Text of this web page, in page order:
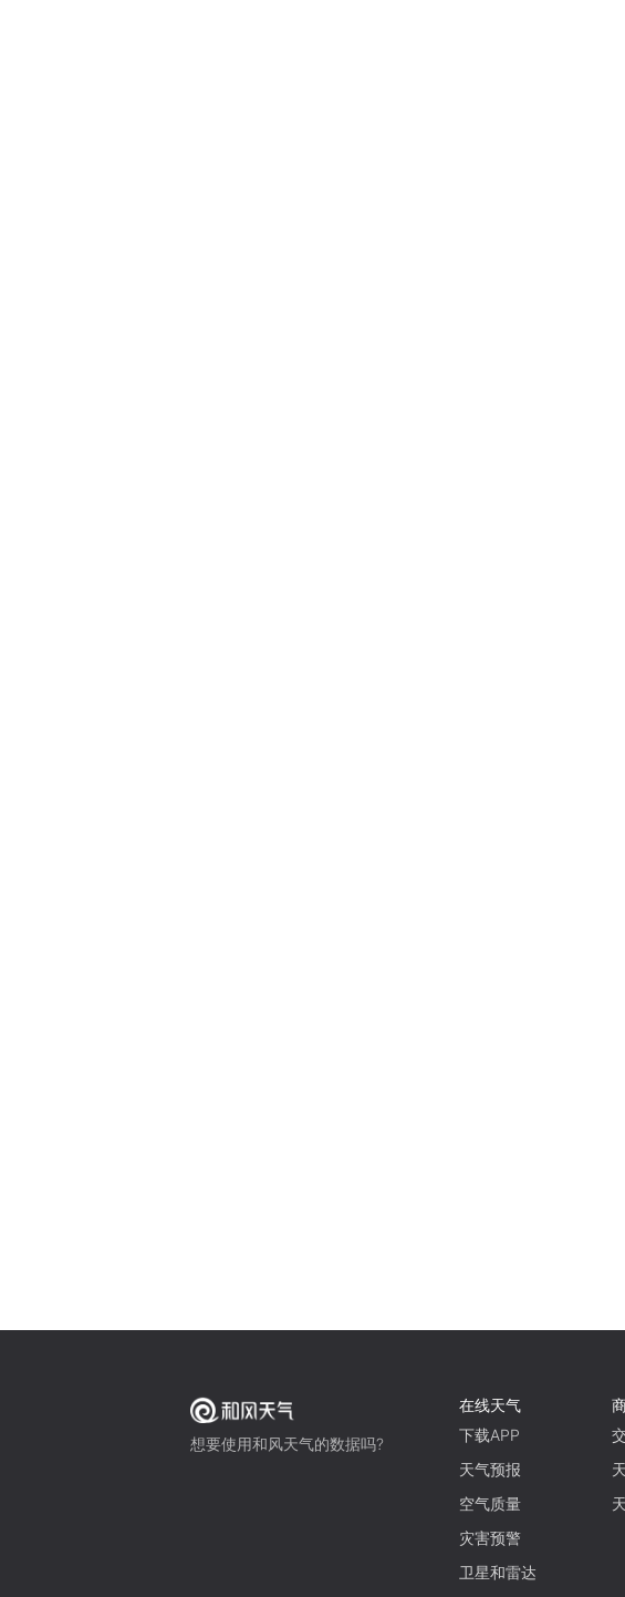
想要使用和风天气的数据吗?
在线天气
下载APP
天气预报
空气质量
灾害预警
卫星和雷达